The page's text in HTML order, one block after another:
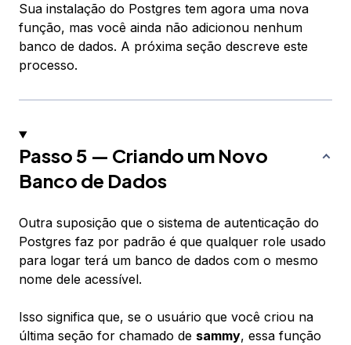
Sua instalação do Postgres tem agora uma nova
função, mas você ainda não adicionou nenhum
banco de dados. A próxima seção descreve este
processo.
Passo 5 — Criando um Novo
Banco de Dados
Outra suposição que o sistema de autenticação do
Postgres faz por padrão é que qualquer role usado
para logar terá um banco de dados com o mesmo
nome dele acessível.
Isso significa que, se o usuário que você criou na
última seção for chamado de sammy, essa função